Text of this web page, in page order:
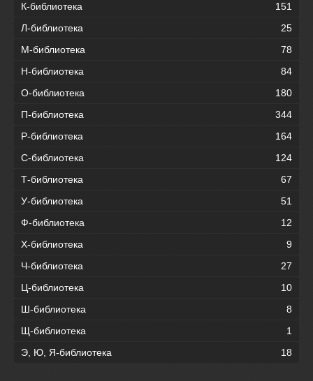
К-библиотека
151
Л-библиотека
25
М-библиотека
78
Н-библиотека
84
О-библиотека
180
П-библиотека
344
Р-библиотека
164
С-библиотека
124
Т-библиотека
67
У-библиотека
51
Ф-библиотека
12
Х-библиотека
9
Ч-библиотека
27
Ц-библиотека
10
Ш-библиотека
8
Щ-библиотека
1
Э, Ю, Я-библиотека
18